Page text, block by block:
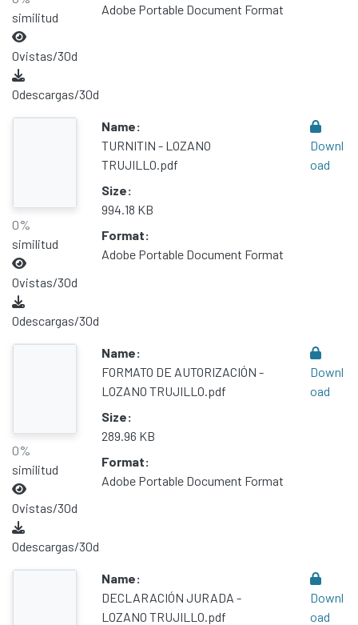
similitud
0vistas/30d
0descargas/30d
Adobe Portable Document Format
0%
similitud
0vistas/30d
0descargas/30d
Name:
TURNITIN - LOZANO
TRUJILLO.pdf
Size:
994.18 KB
Format:
Adobe Portable Document Format
Downl
oad
0%
similitud
0vistas/30d
0descargas/30d
Name:
FORMATO DE AUTORIZACIÓN -
LOZANO TRUJILLO.pdf
Size:
289.96 KB
Format:
Adobe Portable Document Format
Downl
oad
Name:
DECLARACIÓN JURADA -
LOZANO TRUJILLO.pdf
Downl
oad